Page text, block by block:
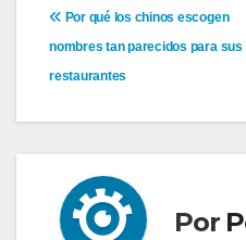
Navegación
de
entradas
Por qué los chinos escogen
nombres tan parecidos para sus
restaurantes
Por